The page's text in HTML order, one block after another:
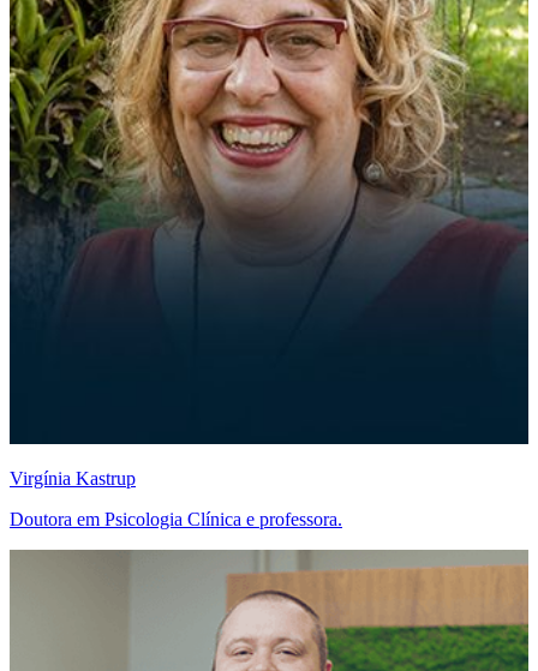
Virgínia Kastrup
Doutora em Psicologia Clínica e professora.